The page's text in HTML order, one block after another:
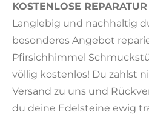
KOSTENLOSE REPARATUR
Langlebig und nachhaltig
besonderes Angebot
Pfirsichhimmel
völlig kostenlos! Du zahlst
Versand zu uns und
du deine Edelsteine ewig